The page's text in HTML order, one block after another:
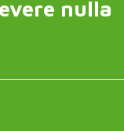
nulla